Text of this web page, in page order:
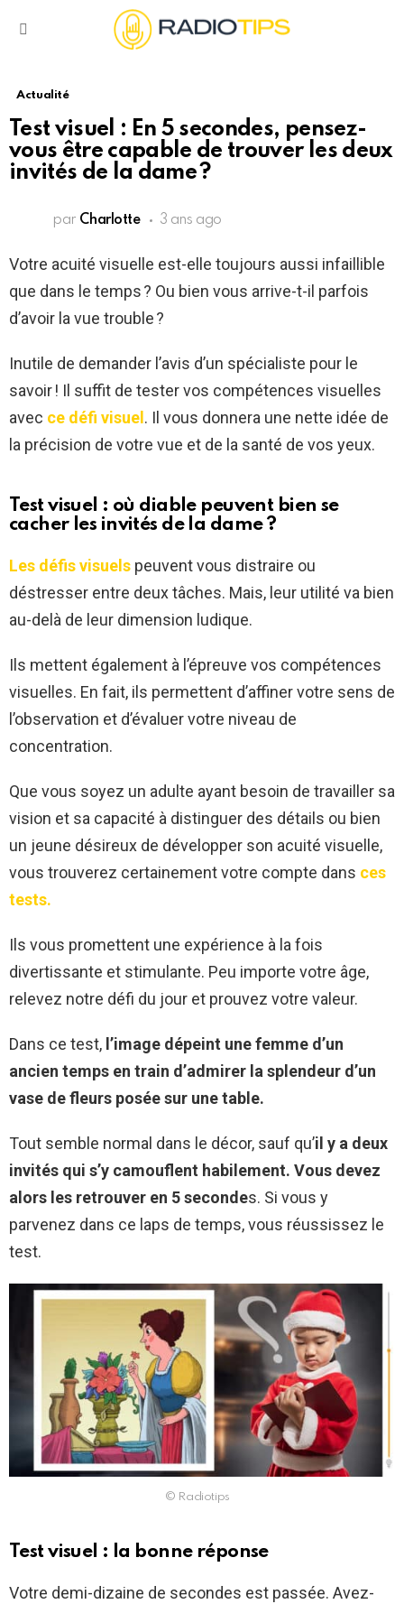
Actualité
Test visuel : En 5 secondes, pensez-
vous être capable de trouver les deux
invités de la dame ?
par Charlotte 3 ans ago
Votre acuité visuelle est-elle toujours aussi infaillible
que dans le temps ? Ou bien vous arrive-t-il parfois
d’avoir la vue trouble ?
Inutile de demander l’avis d’un spécialiste pour le
savoir ! Il suffit de tester vos compétences visuelles
avec ce défi visuel . Il vous donnera une nette idée de
la précision de votre vue et de la santé de vos yeux.
Test visuel : où diable peuvent bien se
cacher les invités de la dame ?
Les défis visuels peuvent vous distraire ou
déstresser entre deux tâches. Mais, leur utilité va bien
au-delà de leur dimension ludique.
Ils mettent également à l’épreuve vos compétences
visuelles. En fait, ils permettent d’affiner votre sens de
l’observation et d’évaluer votre niveau de
concentration.
Que vous soyez un adulte ayant besoin de travailler sa
vision et sa capacité à distinguer des détails ou bien
un jeune désireux de développer son acuité visuelle,
vous trouverez certainement votre compte dans ces
tests.
Ils vous promettent une expérience à la fois
divertissante et stimulante. Peu importe votre âge,
relevez notre défi du jour et prouvez votre valeur.
Dans ce test, l’image dépeint une femme d’un
ancien temps en train d’admirer la splendeur d’un
vase de fleurs posée sur une table.
Tout semble normal dans le décor, sauf qu’il y a deux
invités qui s’y camouflent habilement. Vous devez
alors les retrouver en 5 secondes. Si vous y
parvenez dans ce laps de temps, vous réussissez le
test.
© Radiotips
Test visuel : la bonne réponse
Votre demi-dizaine de secondes est passée. Avez-